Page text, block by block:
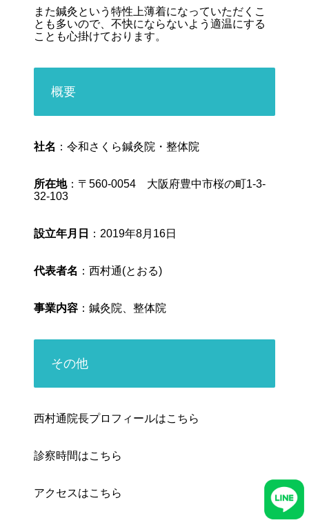
また鍼灸という特性上薄着になっていただくこ
とも多いので、不快にならないよう適温にする
ことも心掛けております。
概要
社名 ：令和さくら鍼灸院・整体院
所在地：〒560-0054 大阪府豊中市桜の町1-3-
32-103
設立年月日 ：2019年8月16日
代表者名 ：西村通(とおる)
事業内容：鍼灸院、整体院
その他
西村通院長プロフィールはこちら
診察時間はこちら
アクセスはこちら